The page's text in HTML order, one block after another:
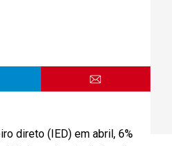
direto (IED) em abril, 6%